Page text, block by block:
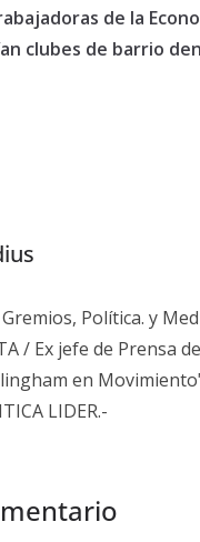
de la
clubes de barrio
Política. y
/ Ex jefe de Prensa
en
LIDER.-